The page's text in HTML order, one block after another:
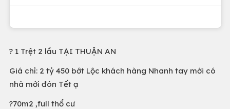
? 1 Trệt 2 lầu TẠI THUẬN AN
Giá chỉ: 2 tỷ 450 bớt Lộc khách hàng Nhanh tay mới có
nhà mới đón Tết ạ
?70m2 ,full thổ cư